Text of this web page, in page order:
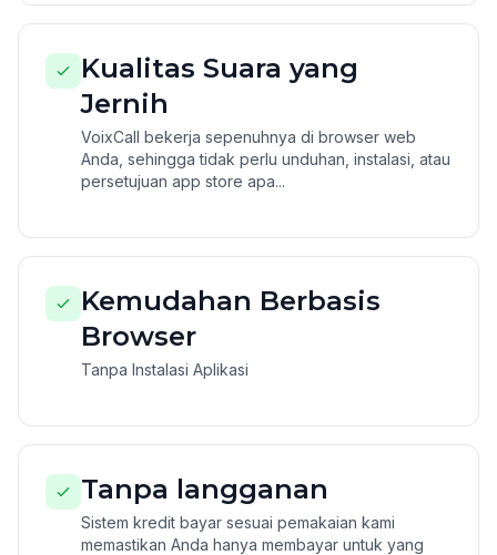
Kualitas Suara yang
Jernih
VoixCall bekerja sepenuhnya di browser web
Anda, sehingga tidak perlu unduhan, instalasi, atau
persetujuan app store apa...
Kemudahan Berbasis
Browser
Tanpa Instalasi Aplikasi
Tanpa langganan
Sistem kredit bayar sesuai pemakaian kami
memastikan Anda hanya membayar untuk yang